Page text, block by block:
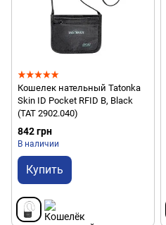
Кошелек нательный Tatonka
Skin ID Pocket RFID B, Black
(TAT 2902.040)
842 грн
В наличии
Купить